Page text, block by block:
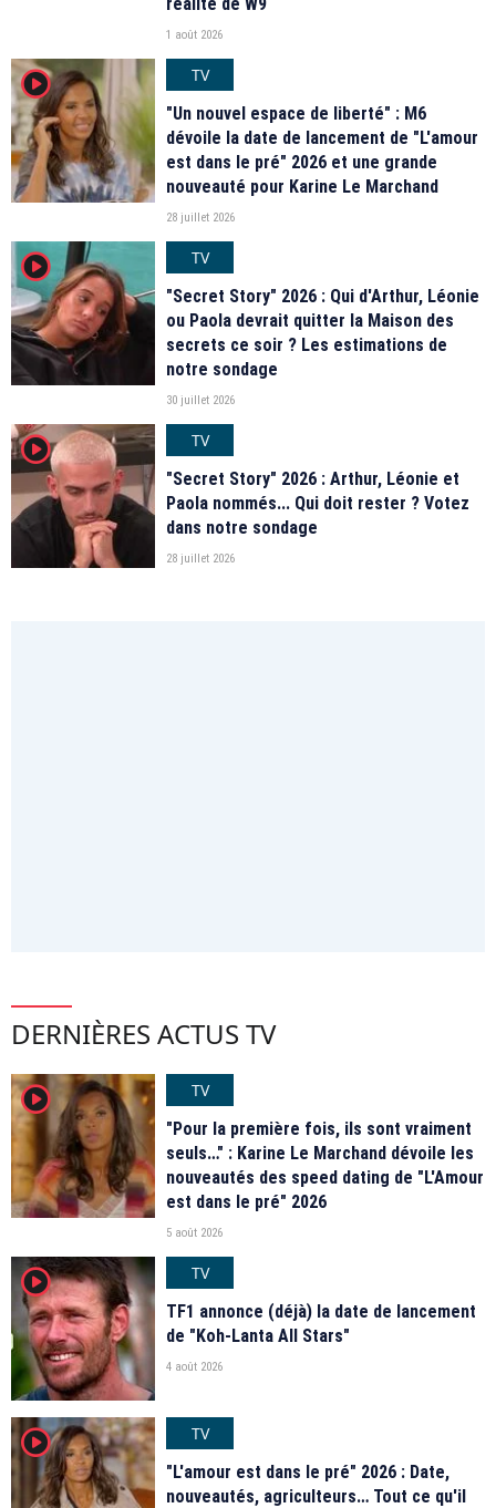
1 août 2026
player2
TV
"Un nouvel espace de liberté" : M6
dévoile la date de lancement de "L'amour
est dans le pré" 2026 et une grande
nouveauté pour Karine Le Marchand
28 juillet 2026
player2
TV
"Secret Story" 2026 : Qui d'Arthur, Léonie
ou Paola devrait quitter la Maison des
secrets ce soir ? Les estimations de
notre sondage
30 juillet 2026
player2
TV
"Secret Story" 2026 : Arthur, Léonie et
Paola nommés... Qui doit rester ? Votez
dans notre sondage
28 juillet 2026
DERNIÈRES ACTUS TV
player2
TV
"Pour la première fois, ils sont vraiment
seuls…" : Karine Le Marchand dévoile les
nouveautés des speed dating de "L'Amour
est dans le pré" 2026
5 août 2026
player2
TV
TF1 annonce (déjà) la date de lancement
de "Koh-Lanta All Stars"
4 août 2026
player2
TV
"L'amour est dans le pré" 2026 : Date,
nouveautés, agriculteurs… Tout ce qu'il